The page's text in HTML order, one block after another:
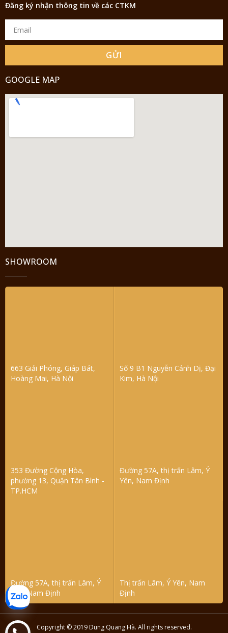
Đăng ký nhận thông tin về các CTKM
GỬI
GOOGLE MAP
SHOWROOM
663 Giải Phóng, Giáp Bát,
Hoàng Mai, Hà Nội
Số 9 B1 Nguyễn Cảnh Dị, Đại
Kim, Hà Nội
353 Đường Cộng Hòa,
phường 13, Quận Tân Bình -
TP.HCM
Đường 57A, thị trấn Lâm, Ý
Yên, Nam Định
Đường 57A, thị trấn Lâm, Ý
Yên, Nam Định
Thị trấn Lâm, Ý Yên, Nam
Định
Copyright © 2019 Dung Quang Hà. All rights reserved.